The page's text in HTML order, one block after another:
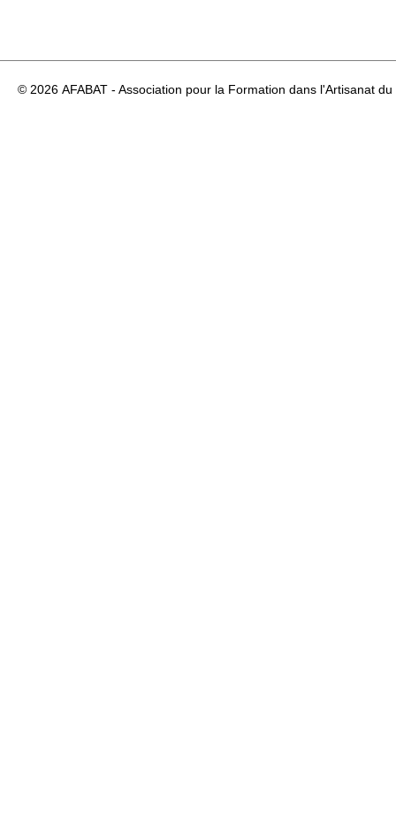
© 2026 AFABAT - Association pour la Formation dans l'Artisanat du